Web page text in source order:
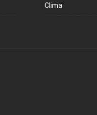
Clima